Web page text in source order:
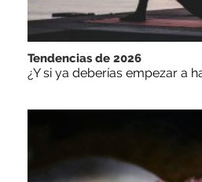
Tendencias de 2026
¿Y si ya deberías empezar a